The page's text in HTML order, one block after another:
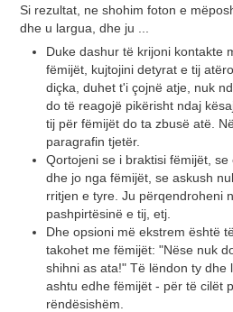
Si rezultat, ne shohim foton e
dhe u largua, dhe ju ...
Duke dashur të krijoni kontakte
fëmijët, kujtojini detyrat e tij
diçka, duhet t'i çojnë atje, nuk
do të reagojë pikërisht ndaj
tij për fëmijët do ta zbusë atë.
paragrafin tjetër.
Qortojeni se i braktisi fëmijët,
dhe jo nga fëmijët, se askush
rritjen e tyre. Ju përqendroheni
pashpirtësinë e tij, etj.
Dhe opsioni më ekstrem është
takohet me fëmijët: "Nëse nuk
shihni as ata!" Të lëndon ty dhe
ashtu edhe fëmijët - për të cilët
rëndësishëm.